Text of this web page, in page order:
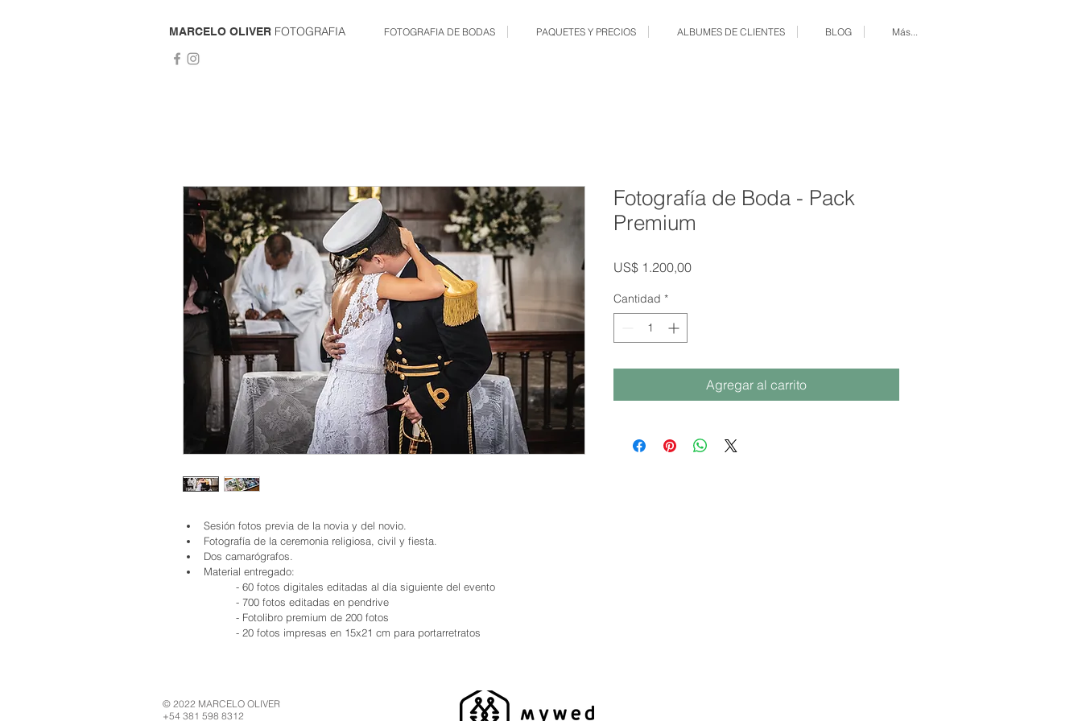
MARCELO OLIVER FOTOGRAFIA FOTOGRAFIA DE BODAS PAQUETES Y PRECIOS ALBUMES DE CLIENTES BLOG Más...
Sesión fotos previa de la novia y del novio.
Fotografía de la ceremonia religiosa, civil y fiesta.
Dos camarógrafos.
Material entregado:
	- 60 fotos digitales editadas al día siguiente del evento
	- 700 fotos editadas en pendrive
	- Fotolibro premium de 200 fotos
	- 20 fotos impresas en 15x21 cm para portarretratos
Fotografía de Boda - Pack
Premium
US$ 1.200,00Precio
Cantidad *
Agregar al carrito
© 2022 MARCELO OLIVER
+54 381 598 8312